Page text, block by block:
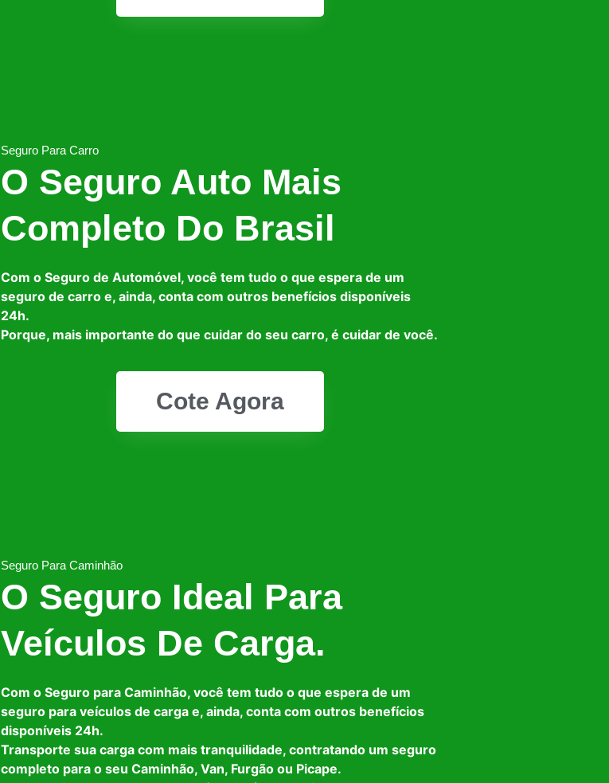
Seguro Para Carro
O Seguro Auto Mais
Completo Do Brasil
Com o Seguro de Automóvel, você tem tudo o que espera de um
seguro de carro e, ainda, conta com outros benefícios disponíveis
24h.
Porque, mais importante do que cuidar do seu carro, é cuidar de você.
Cote Agora
Seguro Para Caminhão
O Seguro Ideal Para
Veículos De Carga.
Com o Seguro para Caminhão, você tem tudo o que espera de um
seguro para veículos de carga e, ainda, conta com outros benefícios
disponíveis 24h.
Transporte sua carga com mais tranquilidade, contratando um seguro
completo para o seu Caminhão, Van, Furgão ou Picape.